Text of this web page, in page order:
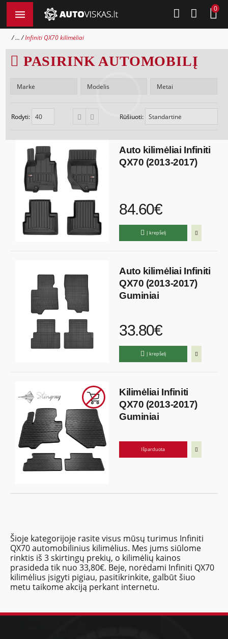
0
... Infiniti QX70 kilimėliai
PASIRINK AUTOMOBILĮ
Rūšiuoti:
Rodyti:
Auto kilimėliai Infiniti
QX70 (2013-2017)
84.60€
Į krepšelį
Auto kilimėliai Infiniti
QX70 (2013-2017)
Guminiai
33.80€
Į krepšelį
Kilimėliai Infiniti
QX70 (2013-2017)
Guminiai
Išparduota
Šioje kategorijoje rasite visus mūsų turimus Infiniti
QX70 automobilinius kilimėlius. Mes jums siūlome
rinktis iš 3 skirtingų prekių, o kilimėlių kainos
prasideda tik nuo 33,80€. Beje, norėdami Infiniti QX70
kilimėlius įsigyti pigiau, pasitikrinkite, galbūt šiuo
metu taikome akciją perkant internetu.